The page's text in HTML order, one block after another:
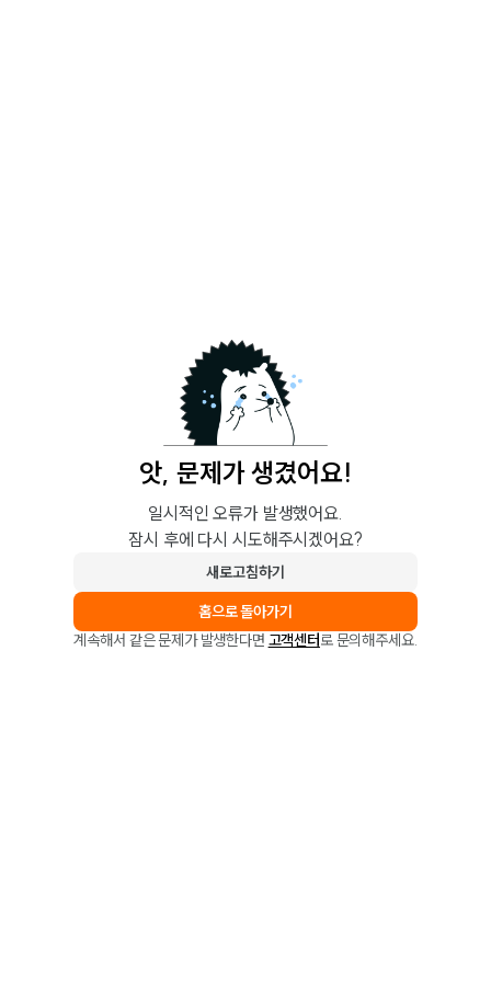
앗, 문제가 생겼어요!
일시적인 오류가 발생했어요.
잠시 후에 다시 시도해주시겠어요?
새로고침하기
홈으로 돌아가기
계속해서 같은 문제가 발생한다면 고객센터로 문의해주세요.